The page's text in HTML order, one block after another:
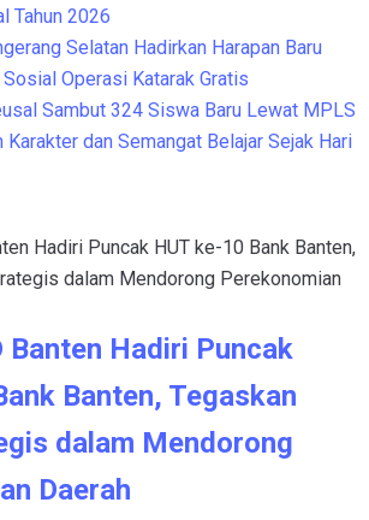
Tahun 2026
Selatan Hadirkan Harapan Baru
Operasi Katarak Gratis
Sambut 324 Siswa Baru Lewat MPLS
Karakter dan Semangat Belajar Sejak Hari
Banten Hadiri Puncak
Banten, Tegaskan
dalam Mendorong
Daerah